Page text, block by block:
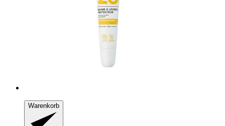
Warenkorb